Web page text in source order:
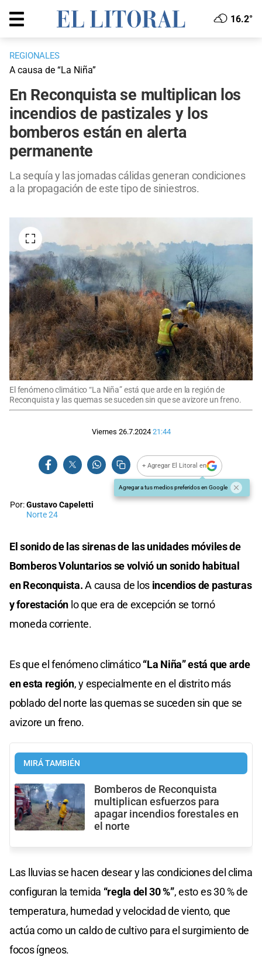
16.2°
REGIONALES
A causa de “La Niña”
En Reconquista se multiplican los
incendios de pastizales y los
bomberos están en alerta
permanente
La sequía y las jornadas cálidas generan condiciones
a la propagación de este tipo de siniestros.
El fenómeno climático “La Niña” está que arde en la región de
Reconquista y las quemas se suceden sin que se avizore un freno.
Viernes 26.7.2024 21:44
+ Agregar El Litoral en
Agregar a tus medios preferidos en Google
Por:Gustavo Capeletti
Norte 24
El sonido de las sirenas de las unidades móviles de
Bomberos Voluntarios se volvió un sonido habitual
en Reconquista.A causa de los incendios de pasturas
y forestación lo que era de excepción se tornó
moneda corriente.
Es que el fenómeno climático“La Niña” está que arde
en esta región, y especialmente en el distrito más
poblado del norte las quemas se suceden sin que se
avizore un freno.
MIRÁ TAMBIÉN
Bomberos de Reconquista
multiplican esfuerzos para
apagar incendios forestales en
el norte
Las lluvias se hacen desear y las condiciones del clima
configuran la temida “regla del 30 %”, esto es 30 % de
temperatura, humedad y velocidad de viento, que
actúa como un caldo de cultivo para el surgimiento de
focos ígneos.